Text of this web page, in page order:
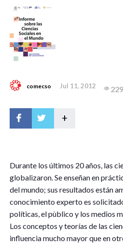
comecso Jul 11, 2012
+
Durante los últimos 20 años, las
globalizaron. Se enseñan en
del mundo; sus resultados están
conocimiento experto es
políticas, el pùblico y los medios
Los conceptos y teorías de las
influencia mucho mayor que en